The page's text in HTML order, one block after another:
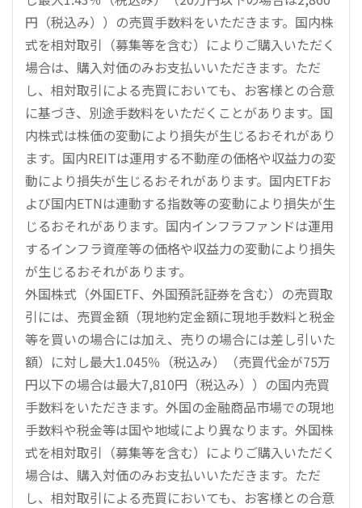
円（税込み））の売買手数料をいただきます。国内株
式を相対取引（募集等を含む）によりご購入いただく
場合は、購入対価のみお支払いいただきます。ただ
し、相対取引による売買においても、お客様との合意
に基づき、別途手数料をいただくことがあります。国
内株式は株価の変動により損失が生じるおそれがあり
ます。国内REITは運用する不動産の価格や収益力の変
動により損失が生じるおそれがあります。国内ETFお
よび国内ETNは連動する指数等の変動により損失が生
じるおそれがあります。国内インフラファンドは運用
するインフラ資産等の価格や収益力の変動により損失
が生じるおそれがあります。
外国株式（外国ETF、外国預託証券を含む）の売買取
引には、売買金額（現地約定金額に現地手数料と税金
等を買いの場合には加え、売りの場合には差し引いた
額）に対し最大1.045％（税込み）（売買代金が75万
円以下の場合は最大7,810円（税込み））の国内売買
手数料をいただきます。外国の金融商品市場での現地
手数料や税金等は国や地域により異なります。外国株
式を相対取引（募集等を含む）によりご購入いただく
場合は、購入対価のみお支払いいただきます。ただ
し、相対取引による売買においても、お客様との合意